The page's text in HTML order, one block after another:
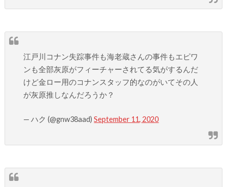
江戸川コナン失踪事件も海老蔵さんの事件もエピワ
ンも全部灰原がフィーチャーされてる気がするんだ
けど金ロー用のコナンスタッフ的なのがいてその人
が灰原推しなんだろうか？
— ハク (@gnw38aad)September 11, 2020